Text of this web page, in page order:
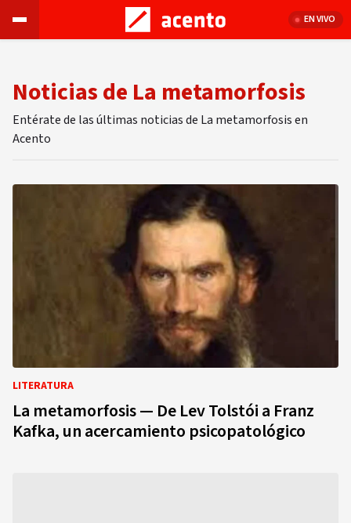
EN VIVO
Noticias de La metamorfosis
Entérate de las últimas noticias de La metamorfosis en
Acento
LITERATURA
La metamorfosis — De Lev Tolstói a Franz
Kafka, un acercamiento psicopatológico